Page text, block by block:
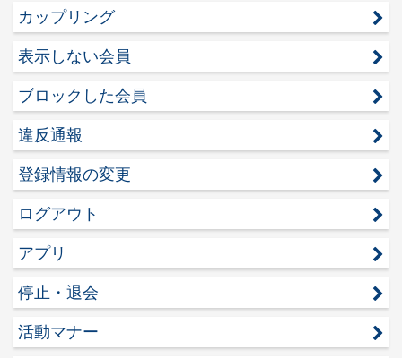
カップリング
表示しない会員
ブロックした会員
違反通報
登録情報の変更
ログアウト
アプリ
停止・退会
活動マナー